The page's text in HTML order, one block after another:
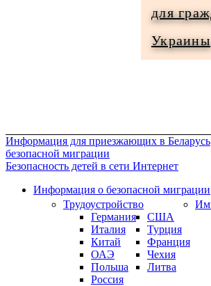
для
Украины
Информация для приезжающих в Беларусь
безопасной миграции
Безопасность детей в сети Интернет
Информация о безопасной миграции
Трудоустройство
Германия
Италия
Китай
ОАЭ
Польша
Россия
США
Турция
Франция
Чехия
Литва